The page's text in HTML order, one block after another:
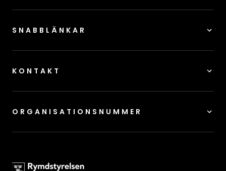
SNABBLÄNKAR
KONTAKT
ORGANISATIONSNUMMER